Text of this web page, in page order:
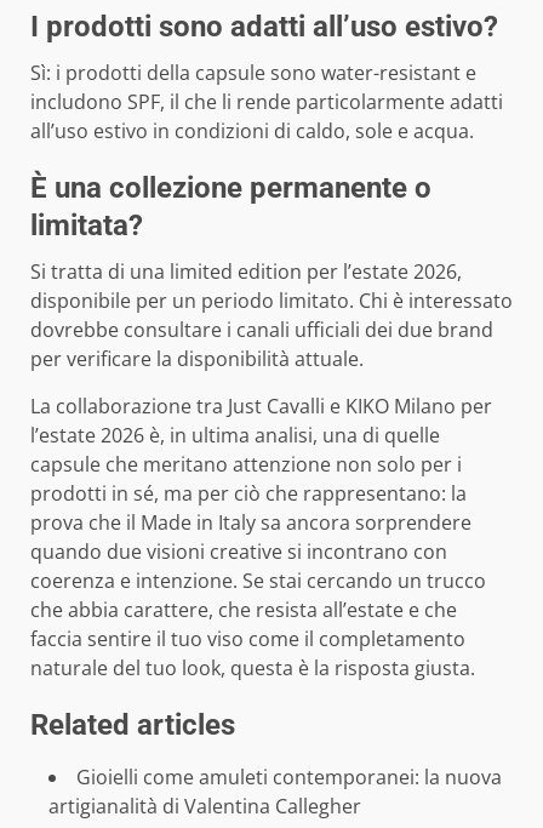
I prodotti sono adatti all’uso estivo?
Sì: i prodotti della capsule sono water-resistant e
includono SPF, il che li rende particolarmente adatti
all’uso estivo in condizioni di caldo, sole e acqua.
È una collezione permanente o
limitata?
Si tratta di una limited edition per l’estate 2026,
disponibile per un periodo limitato. Chi è interessato
dovrebbe consultare i canali ufficiali dei due brand
per verificare la disponibilità attuale.
La collaborazione tra Just Cavalli e KIKO Milano per
l’estate 2026 è, in ultima analisi, una di quelle
capsule che meritano attenzione non solo per i
prodotti in sé, ma per ciò che rappresentano: la
prova che il Made in Italy sa ancora sorprendere
quando due visioni creative si incontrano con
coerenza e intenzione. Se stai cercando un trucco
che abbia carattere, che resista all’estate e che
faccia sentire il tuo viso come il completamento
naturale del tuo look, questa è la risposta giusta.
Related articles
Gioielli come amuleti contemporanei: la nuova
artigianalità di Valentina Callegher